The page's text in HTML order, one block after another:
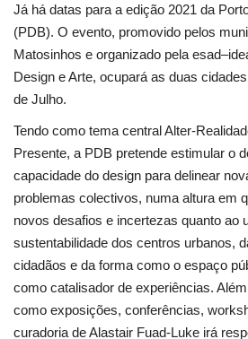
Ficha técnica
Ambiente
Já há datas para a edição 2021 da
(PDB). O evento, promovido pelos
Matosinhos e organizado pela
Design e Arte, ocupará as duas
de Julho.
Tendo como tema central Alter-
Presente, a PDB pretende estimular o
capacidade do design para delinear
problemas colectivos, numa altura em
novos desafios e incertezas quanto ao
sustentabilidade dos centros urbanos,
cidadãos e da forma como o espaço
como catalisador de experiências.
como exposições, conferências,
curadoria de Alastair Fuad-Luke irá